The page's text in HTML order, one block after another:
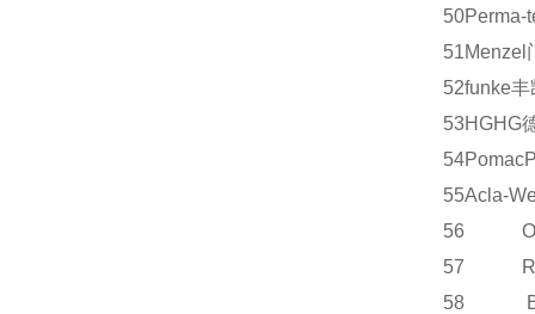
50Perma-
51Menzel
52funke丰
53HGHG
54Pomac
55Acla-
56
57
58